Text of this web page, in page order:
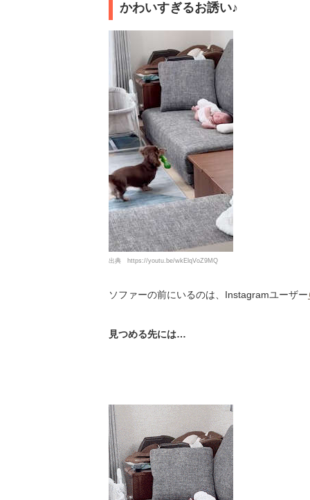
かわいすぎるお誘い♪
出典 https://youtu.be/wkElqVoZ9MQ
ソファーの前にいるのは、Instagramユーザー
見つめる先には…